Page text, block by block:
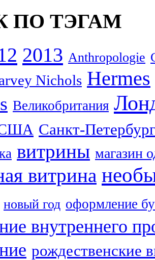
ПО ТЭГАМ
2013 Anthropologie
Nichols Hermes
Великобритания
Санкт-
витрины магазин
витрина
новый год оформление
внутреннего
рождественские